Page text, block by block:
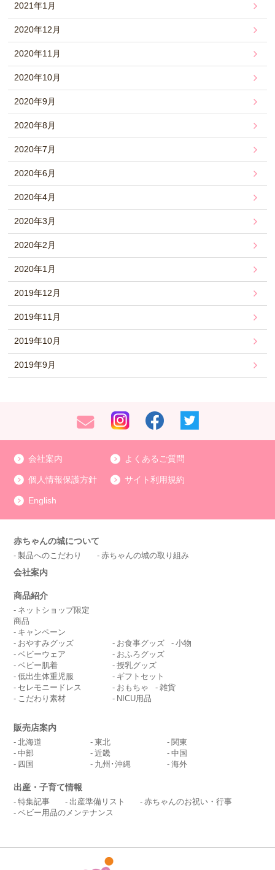
2021年1月
2020年12月
2020年11月
2020年10月
2020年9月
2020年8月
2020年7月
2020年6月
2020年4月
2020年3月
2020年2月
2020年1月
2019年12月
2019年11月
2019年10月
2019年9月
会社案内 よくあるご質問
個人情報保護方針 サイト利用規約
English
赤ちゃんの城について
製品へのこだわり 赤ちゃんの城の取り組み
会社案内
商品紹介
ネットショップ限定
商品
キャンペーン
おやすみグッズ
ベビーウェア
ベビー肌着
低出生体重児服
セレモニードレス
こだわり素材
お食事グッズ
小物
おふろグッズ
授乳グッズ
ギフトセット
おもちゃ
雑貨
NICU用品
販売店案内
北海道 東北
関東
中部
近畿
中国
四国
九州･沖縄 海外
出産・子育て情報
特集記事 出産準備リスト
赤ちゃんのお祝い・行事
ベビー用品のメンテナンス